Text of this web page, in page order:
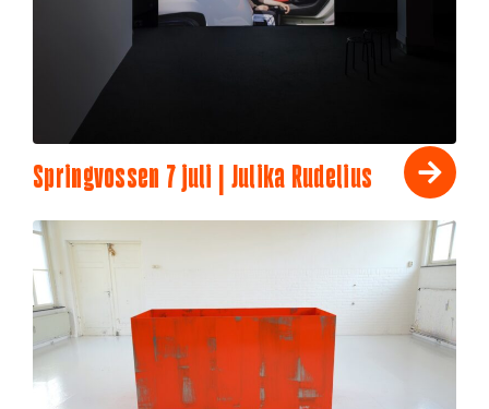
Springvossen 7 juli | Julika Rudelius